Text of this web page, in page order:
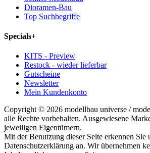
Dioramen-Bau
Top Suchbegriffe
Specials+
KITS - Preview
Restock - wieder lieferbar
Gutscheine
Newsletter
Mein Kundenkonto
Copyright © 2026 modellbau universe /
alle Rechte vorbehalten. Ausgewiesene
jeweiligen Eigentümern.
Mit der Benutzung dieser Seite erkennen Sie
Datenschutzerklärung an. Wir übernehmen